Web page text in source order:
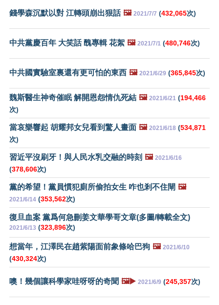
錢學森沉默以對 江轉頭崩出狠話 🖼️ 2021/7/7 (432,065次)
中共黨慶百年 大笑話 醜專輯 花絮 🖼️ 2021/7/1 (480,746次)
中共國實驗室裏還有更可怕的東西 🖼️ 2021/6/29 (365,845次)
魏斯醫生神奇催眠 解開恩怨情仇死結 🖼️ 2021/6/21 (194,466
次)
當哀樂響起 胡耀邦女兒看到驚人畫面 🖼️ 2021/6/18 (534,871
次)
習近平沒刷牙！與人民水乳交融的時刻 🖼️ 2021/6/16
(378,606次)
黨的希望！黨員慣犯廁所偷拍女生 咋也剎不住閘 🖼️
2021/6/14 (353,562次)
復旦血案 黨爲何急刪姜文華學哥文章(多圖/轉載全文)
2021/6/13 (323,896次)
想當年，江澤民在趙紫陽面前象條哈巴狗 🖼️ 2021/6/10
(430,324次)
噢！幾個讓科學家哇呀呀的奇聞 🖼️▶️ 2021/6/9 (245,357次)